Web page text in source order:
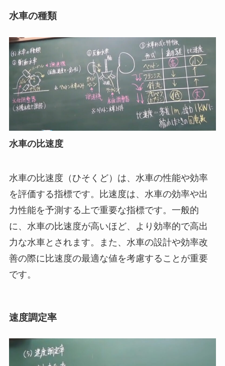
水車の種類
水車の比速度
水車の比速度（ひそくど）は、水車の性能や効率
を評価する指標です。比速度は、水車の効率や出
力性能を予測する上で重要な指標です。一般的
に、水車の比速度が高いほど、より効率的で高出
力な水車とされます。また、水車の設計や効率改
善の際に比速度の最適な値を考慮することが重要
です。
速度調定率